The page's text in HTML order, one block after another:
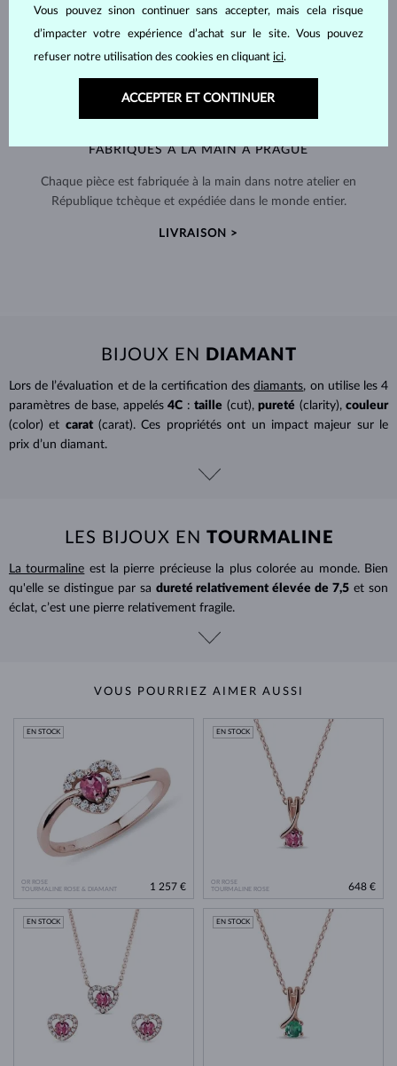
FABRIQUÉS À LA MAIN À PRAGUE
Chaque pièce est fabriquée à la main dans notre atelier en
République tchèque et expédiée dans le monde entier.
LIVRAISON >
BIJOUX EN DIAMANT
Lors de l’évaluation et de la certification desdiamants, on utilise les 4
paramètres de base, appelés 4C : taille (cut), pureté (clarity), couleur
(color) et carat (carat). Ces propriétés ont un impact majeur sur le
prix d’un diamant.
LES BIJOUX EN TOURMALINE
La tourmaline est la pierre précieuse la plus colorée au monde. Bien
qu'elle se distingue par sa dureté relativement élevée de 7,5 et son
éclat, c’est une pierre relativement fragile.
VOUS POURRIEZ AIMER AUSSI
OR ROSE
TOURMALINE ROSE & DIAMANT
EN STOCK
1 257 €
OR ROSE
TOURMALINE ROSE
EN STOCK
648 €
EN STOCK EN STOCK
Vous pouvez sinon continuer sans accepter, mais cela risque
d’impacter votre expérience d’achat sur le site. Vous pouvez
refuser notre utilisation des cookies en cliquant ici.
ACCEPTER ET CONTINUER